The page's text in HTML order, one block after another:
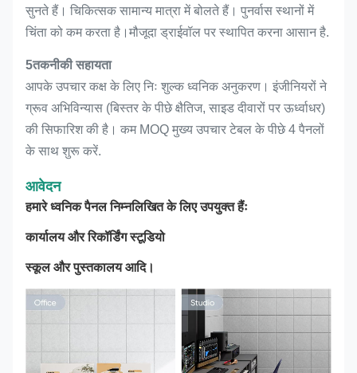
सुनते हैं। चिकित्सक सामान्य मात्रा में बोलते हैं। पुनर्वास स्थानों में
चिंता को कम करता है।मौजूदा ड्राईवॉल पर स्थापित करना आसान है.
5तकनीकी सहायता
आपके उपचार कक्ष के लिए निः शुल्क ध्वनिक अनुकरण। इंजीनियरों ने
ग्रूव अभिविन्यास (बिस्तर के पीछे क्षैतिज, साइड दीवारों पर ऊर्ध्वाधर)
की सिफारिश की है। कम MOQ मुख्य उपचार टेबल के पीछे 4 पैनलों
के साथ शुरू करें.
आवेदन
हमारे ध्वनिक पैनल निम्नलिखित के लिए उपयुक्त हैंः
कार्यालय और रिकॉर्डिंग स्टूडियो
स्कूल और पुस्तकालय आदि।